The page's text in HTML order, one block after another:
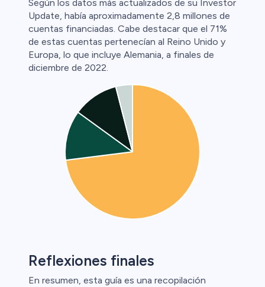
Según los datos más actualizados de su Investor
Update, había aproximadamente 2,8 millones de
cuentas financiadas. Cabe destacar que el 71%
de estas cuentas pertenecían al Reino Unido y
Europa, lo que incluye Alemania, a finales de
diciembre de 2022.
Reflexiones finales
En resumen, esta guía es una recopilación